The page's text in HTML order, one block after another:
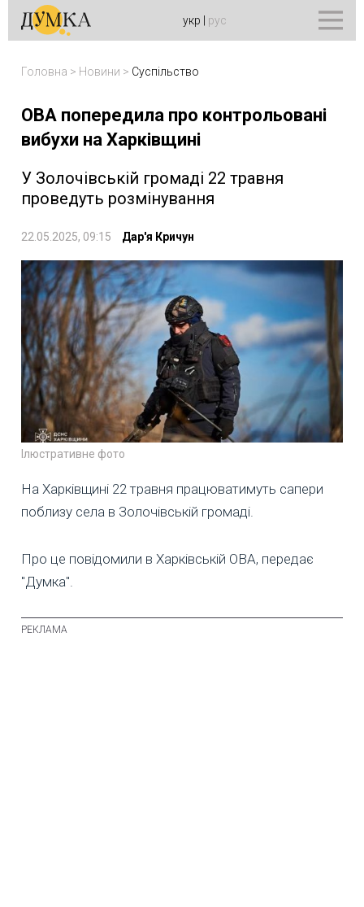
укр рус
Головна > Новини > Суспільство
ОВА попередила про контрольовані
вибухи на Харківщині
У Золочівській громаді 22 травня
проведуть розмінування
22.05.2025, 09:15 Дар'я Кричун
Ілюстративне фото
На Харківщині 22 травня працюватимуть сапери
поблизу села в Золочівській громаді.
Про це повідомили в Харківській ОВА, передає
"Думка".